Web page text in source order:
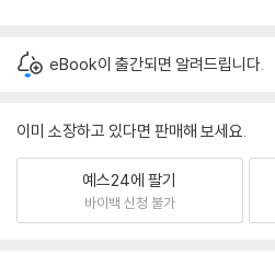
eBook이 출간되면 알려드립니다.
이미 소장하고 있다면 판매해 보세요.
예스24에 팔기
바이백 신청 불가